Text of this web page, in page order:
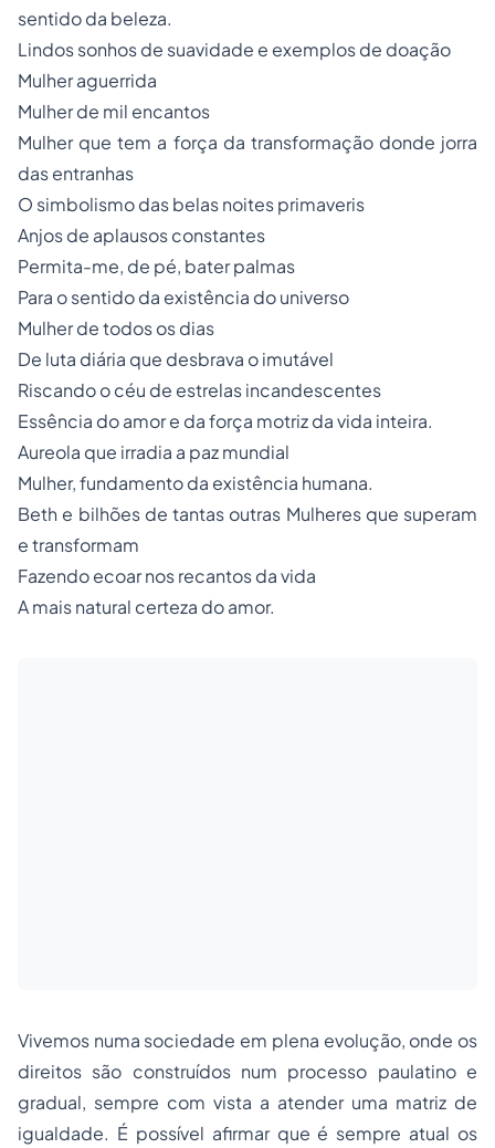
sentido da beleza.
Lindos sonhos de suavidade e exemplos de doação
Mulher aguerrida
Mulher de mil encantos
Mulher que tem a força da transformação donde jorra
das entranhas
O simbolismo das belas noites primaveris
Anjos de aplausos constantes
Permita-me, de pé, bater palmas
Para o sentido da existência do universo
Mulher de todos os dias
De luta diária que desbrava o imutável
Riscando o céu de estrelas incandescentes
Essência do amor e da força motriz da vida inteira.
Aureola que irradia a paz mundial
Mulher, fundamento da existência humana.
Beth e bilhões de tantas outras Mulheres que superam
e transformam
Fazendo ecoar nos recantos da vida
A mais natural certeza do amor.
Vivemos numa sociedade em plena evolução, onde os
direitos são construídos num processo paulatino e
gradual, sempre com vista a atender uma matriz de
igualdade. É possível afirmar que é sempre atual os